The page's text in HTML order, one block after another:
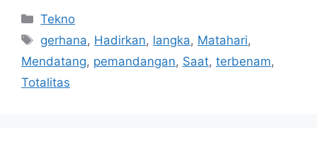
Kategori
Tekno
Tag
gerhana, Hadirkan, langka, Matahari,
Mendatang, pemandangan, Saat, terbenam,
Totalitas